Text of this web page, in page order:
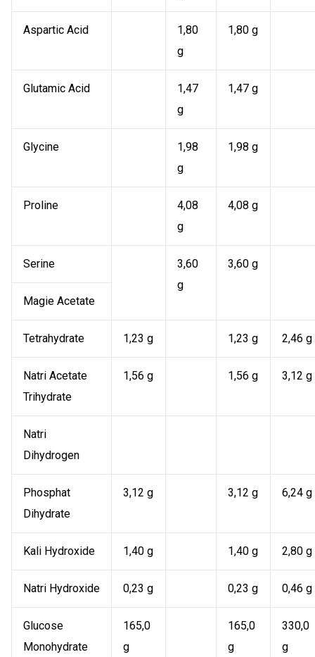
Aspartic Acid
1,80
g
1,80 g
Glutamic Acid
1,47
g
1,47 g
Glycine
1,98
g
1,98 g
Proline
4,08
g
4,08 g
Serine
3,60
g
3,60 g
Magie Acetate
Tetrahydrate 1,23 g 1,23 g 2,46 g
Natri Acetate
Trihydrate
1,56 g 1,56 g 3,12 g
Natri
Dihydrogen
Phosphat
Dihydrate
3,12 g 3,12 g 6,24 g
Kali Hydroxide 1,40 g 1,40 g 2,80 g
Natri Hydroxide 0,23 g 0,23 g 0,46 g
Glucose
Monohydrate
165,0
g
165,0
g
330,0
g